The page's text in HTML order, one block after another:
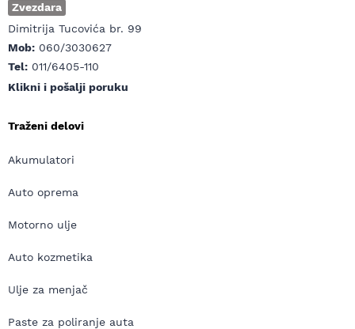
Zvezdara
Dimitrija Tucovića br. 99
Mob: 060/3030627
Tel: 011/6405-110
Klikni i pošalji poruku
Traženi delovi
Akumulatori
Auto oprema
Motorno ulje
Auto kozmetika
Ulje za menjač
Paste za poliranje auta